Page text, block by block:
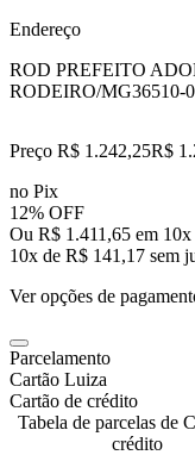
Endereço
ROD PREFEITO
RODEIRO/MG36510-
Preço R$ 1.242,25R$
no Pix
12% OFF
Ou R$ 1.411,65 em
10x de R$ 141,17 sem
Ver opções de
Parcelamento
Cartão Luiza
Cartão de crédito
Tabela de parcelas de
crédito